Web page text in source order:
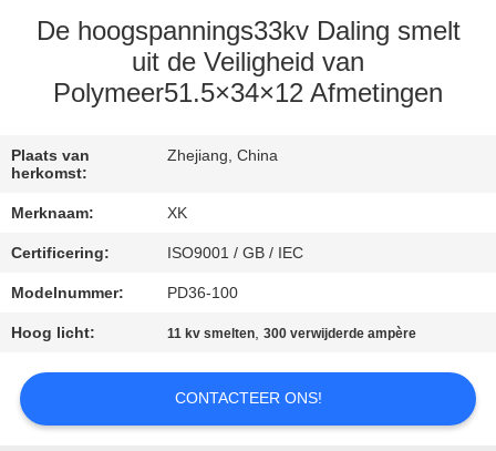
KWALITEITSCONTROLE
CONTACTEER
EEN
CITAAT
SITEMAP
De hoogspannings33kv Daling smelt
uit de Veiligheid van
Polymeer51.5×34×12 Afmetingen
Plaats van
herkomst:
Zhejiang, China
Merknaam: XK
Certificering: ISO9001 / GB / IEC
Modelnummer: PD36-100
Hoog licht: 11 kv smelten,300 verwijderde ampère
CONTACTEER ONS!